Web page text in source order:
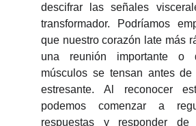
descifrar las señales
transformador. Podríamos
que nuestro corazón late más
una reunión importante o
músculos se tensan antes de
estresante. Al reconocer
podemos comenzar a
respuestas y responder de